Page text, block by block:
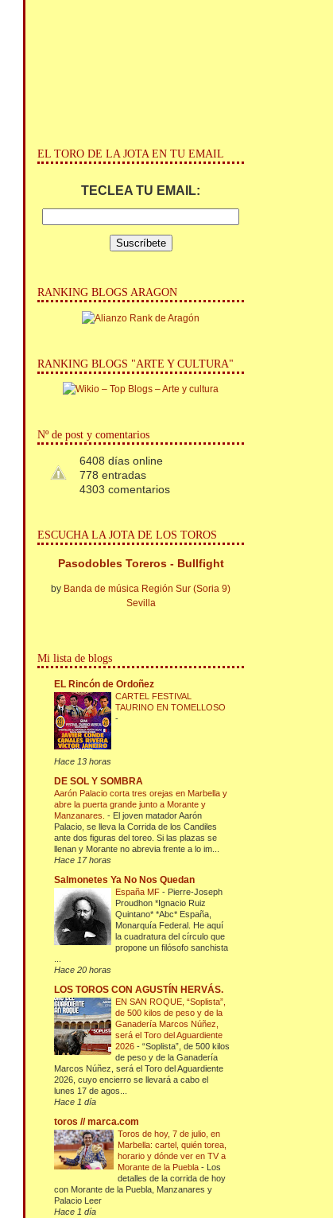
EL TORO DE LA JOTA EN TU EMAIL
TECLEA TU EMAIL:
RANKING BLOGS ARAGON
RANKING BLOGS "ARTE Y CULTURA"
Nº de post y comentarios
6408 días online
778 entradas
4303 comentarios
ESCUCHA LA JOTA DE LOS TOROS
Pasodobles Toreros - Bullfight
by Banda de música Región Sur (Soria 9)
Sevilla
Mi lista de blogs
EL Rincón de Ordoñez
CARTEL FESTIVAL
TAURINO EN TOMELLOSO
-
Hace 13 horas
DE SOL Y SOMBRA
Aarón Palacio corta tres orejas en Marbella y
abre la puerta grande junto a Morante y
Manzanares.- El joven matador Aarón
Palacio, se lleva la Corrida de los Candiles
ante dos figuras del toreo. Si las plazas se
llenan y Morante no abrevia frente a lo im...
Hace 17 horas
Salmonetes Ya No Nos Quedan
España MF- Pierre-Joseph
Proudhon *Ignacio Ruiz
Quintano* *Abc* España,
Monarquía Federal. He aquí
la cuadratura del círculo que
propone un filósofo sanchista
Hace 20 horas
LOS TOROS CON AGUSTÍN HERVÁS.
EN SAN ROQUE, “Soplista”,
de 500 kilos de peso y de la
Ganadería Marcos Núñez,
será el Toro del Aguardiente
2026-“Soplista”, de 500 kilos
de peso y de la Ganadería
Marcos Núñez, será el Toro del Aguardiente
2026, cuyo encierro se llevará a cabo el
lunes 17 de agos...
Hace 1 día
toros // marca.com
Toros de hoy, 7 de julio, en
Marbella: cartel, quién torea,
horario y dónde ver en TV a
Morante de la Puebla- Los
detalles de la corrida de hoy
con Morante de la Puebla, Manzanares y
Palacio Leer
Hace 1 día